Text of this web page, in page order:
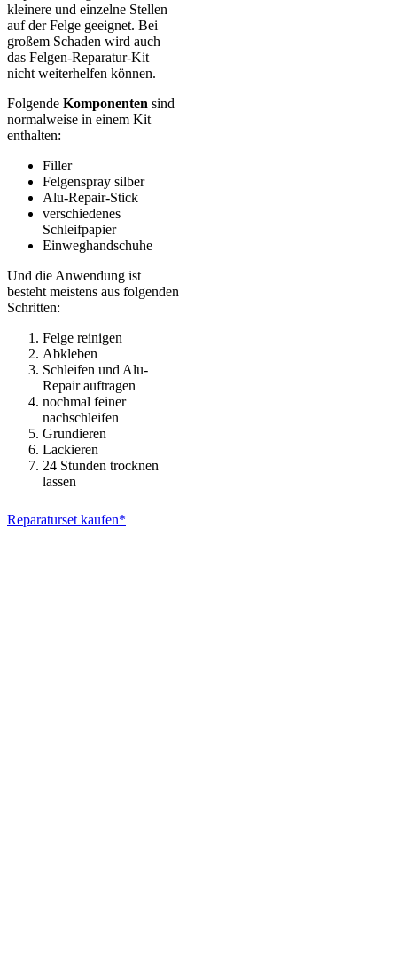
kleinere und einzelne Stellen
auf der Felge geeignet. Bei
großem Schaden wird auch
das Felgen-Reparatur-Kit
nicht weiterhelfen können.
Folgende Komponenten sind
normalweise in einem Kit
enthalten:
Filler
Felgenspray silber
Alu-Repair-Stick
verschiedenes
Schleifpapier
Einweghandschuhe
Und die Anwendung ist
besteht meistens aus folgenden
Schritten:
Felge reinigen
Abkleben
Schleifen und Alu-
Repair auftragen
nochmal feiner
nachschleifen
Grundieren
Lackieren
24 Stunden trocknen
lassen
Reparaturset kaufen*